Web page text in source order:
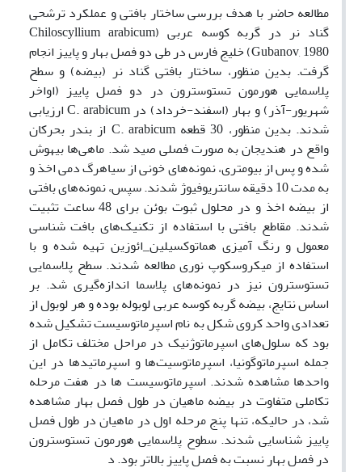
مطالعه حاضر با هدف بررسی ساختار بافتی و عملکرد ترشحی
گناد نر در گربه کوسه عربی (Chiloscyllium arabicum
Gubanov, 1980) خلیج فارس در طی دو فصل بهار و پاییز انجام
گرفت. بدین منظور، ساختار بافتی گناد نر (بیضه) و سطح
پلاسمایی هورمون تستوسترون در دو فصل پاییز (اواخر
شهریور-آذر) و بهار (اسفند-خرداد) در C. arabicum ارزیابی
شدند. بدین منظور، 30 قطعه C. arabicum از بندر بحرکان
واقع در هندیجان به صورت فصلی صید شد. ماهی‌ها بیهوش
شده و پس از بیومتری، نمونه‌های خونی از سیاهرگ دمی اخذ و
به مدت 10 دقیقه سانتریوفیوژ شدند. سپس، نمونه‌های بافتی
از بیضه اخذ و در محلول ثبوت بوئن برای 48 ساعت تثبیت
شدند. مقاطع بافتی با استفاده از تکنیک‌های بافت شناسی
معمول و رنگ آمیزی هماتوکسیلین_ائوزین تهیه شده و با
استفاده از میکروسکوپ نوری مطالعه شدند. سطح پلاسمایی
تستوسترون نیز در نمونه‌های پلاسما اندازه‌گیری شد. بر
اساس نتایج، بیضه گربه کوسه عربی لوبوله بوده و هر لوبول از
تعدادی واحد کروی شکل به نام اسپرماتوسیست تشکیل شده
بود که سلول‌های اسپرماتوژنیک در مراحل مختلف تکامل از
جمله اسپرماتوگونیا، اسپرماتوسیت‌ها و اسپرماتیدها در این
واحدها مشاهده شدند. اسپرماتوسیست ها در هفت مرحله
تکاملی متفاوت در بیضه ماهیان در طول فصل بهار مشاهده
شد، در حالیکه، تنها پنج مرحله اول در ماهیان در طول فصل
پاییز شناسایی شدند. سطوح پلاسمایی هورمون تستوسترون
در فصل بهار نسبت به فصل پاییز بالاتر بود. د